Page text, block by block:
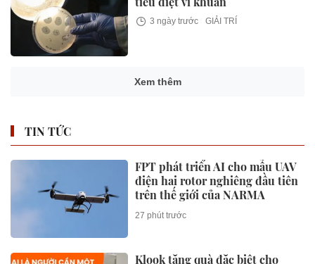
3 ngày trước GIẢI TRÍ
Xem thêm
TIN TỨC
FPT phát triển AI cho mẫu UAV
điện hai rotor nghiêng đầu tiên
trên thế giới của NARMA
27 phút trước
Klook tặng quà đặc biệt cho